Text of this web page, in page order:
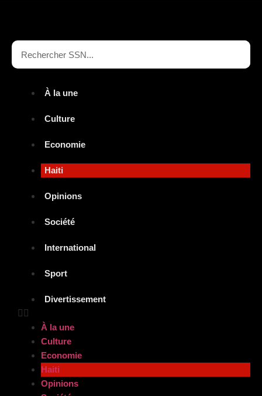
À la une
Culture
Economie
Haiti
Opinions
Société
International
Sport
Divertissement
À la une
Culture
Economie
Haiti
Opinions